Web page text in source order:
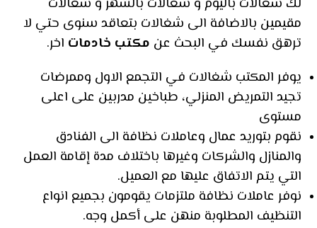
مقيمين بالاضافة الى شغالات بتعاقد سنوى حتي لا
ترهق نفسك في البحث عن مكتب خادمات اخر.
يوفر المكتب شغالات في التجمع الاول وممرضات
تجيد التمريض المنزلي، طباخين مدربين على اعلى
مستوى
نقوم بتوريد عمال وعاملات نظافة الى الفنادق
والمنازل والشركات وغيرها باختلاف مدة إقامة العمل
التي يتم الاتفاق عليها مع العميل.
نوفر عاملات نظافة ملتزمات يقومون بجميع انواع
التنظيف المطلوبة منهن على أكمل وجه.